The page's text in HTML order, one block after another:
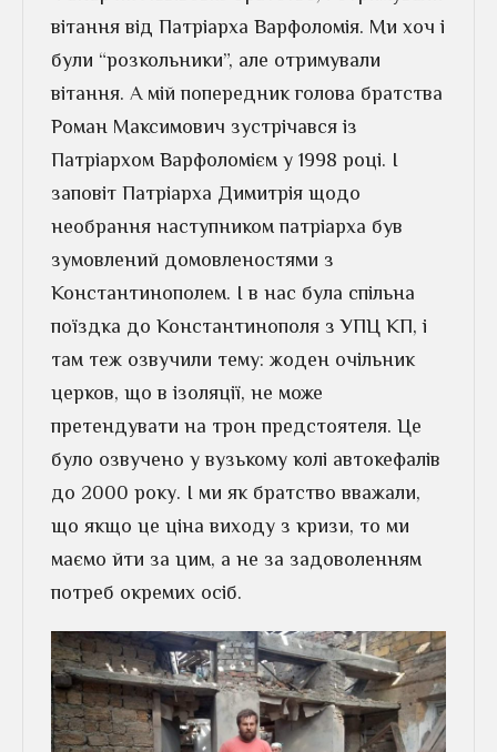
вітання від Патріарха Варфоломія. Ми хоч і
були “розкольники”, але отримували
вітання. А мій попередник голова братства
Роман Максимович зустрічався із
Патріархом Варфоломієм у 1998 році. І
заповіт Патріарха Димитрія щодо
необрання наступником патріарха був
зумовлений домовленостями з
Константинополем. І в нас була спільна
поїздка до Константинополя з УПЦ КП, і
там теж озвучили тему: жоден очільник
церков, що в ізоляції, не може
претендувати на трон предстоятеля. Це
було озвучено у вузькому колі автокефалів
до 2000 року. І ми як братство вважали,
що якщо це ціна виходу з кризи, то ми
маємо йти за цим, а не за задоволенням
потреб окремих осіб.